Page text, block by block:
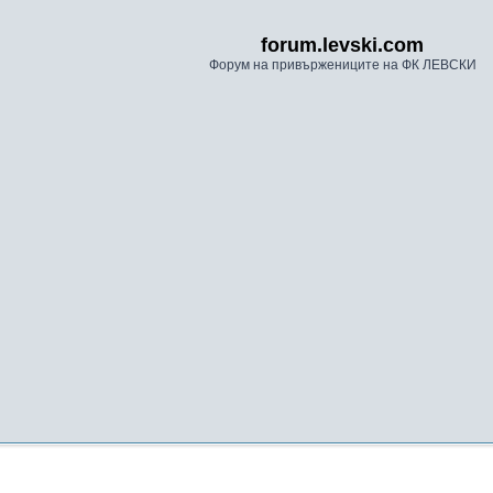
forum.levski.com
Форум на привържениците на ФК ЛЕВСКИ